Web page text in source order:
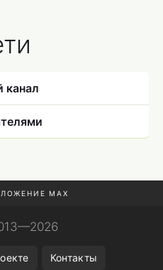
канал
MAX
Контакты